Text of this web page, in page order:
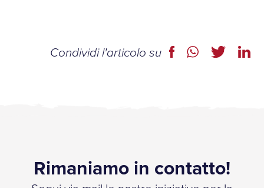
Condividi l'articolo su
Rimaniamo in contatto!